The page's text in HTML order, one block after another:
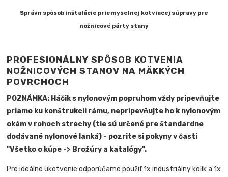
Správn spôsob inštalácie priemyselnej kotviacej súpravy pre
nožnicové párty stany
PROFESIONÁLNY SPÔSOB KOTVENIA
NOŽNICOVÝCH STANOV NA MÄKKÝCH
POVRCHOCH
POZNÁMKA: Háčik s nylonovým popruhom vždy pripevňujte
priamo ku konštrukcii rámu, nepripevňujte ho k nylonovým
okám v rohoch strechy (tie sú určené pre štandardne
dodávané nylonové lanká) - pozrite si pokyny v časti
"Všetko o kúpe -> Brožúry a katalógy".
Pre ideálne ukotvenie odporúčame použiť 1x industriálny kolík a 1x